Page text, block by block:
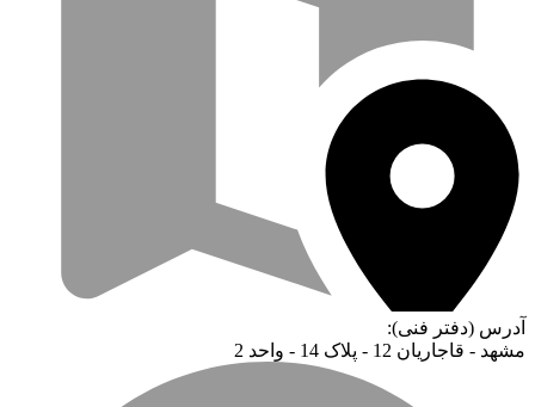
آدرس (دفتر فنی):
مشهد - قاجاریان 12 - پلاک 14 - واحد 2